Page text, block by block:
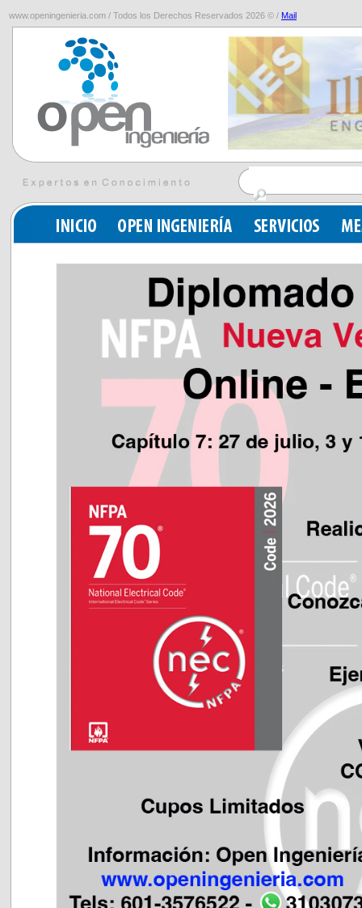
www.openingenieria.com / Todos los Derechos Reservados 2026 © / Mail